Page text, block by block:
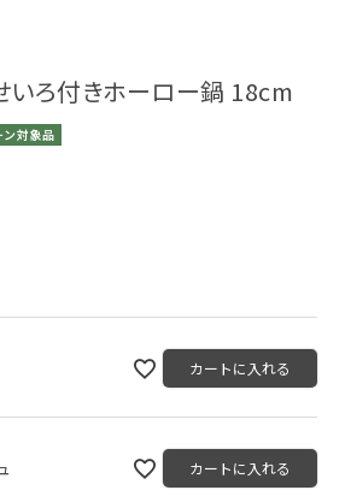
いろ付きホーロー鍋 18cm
ン対象品
カートに入れる
カートに入れる